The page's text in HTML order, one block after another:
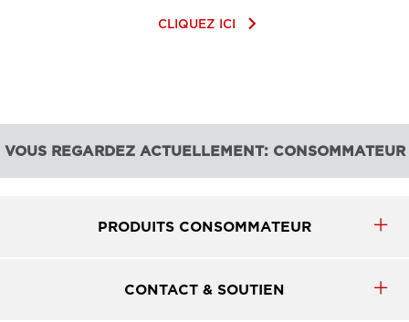
CLIQUEZ ICI keyboard_arrow_right
VOUS REGARDEZ ACTUELLEMENT: CONSOMMATEUR
PRODUITS CONSOMMATEUR
CONTACT & SOUTIEN